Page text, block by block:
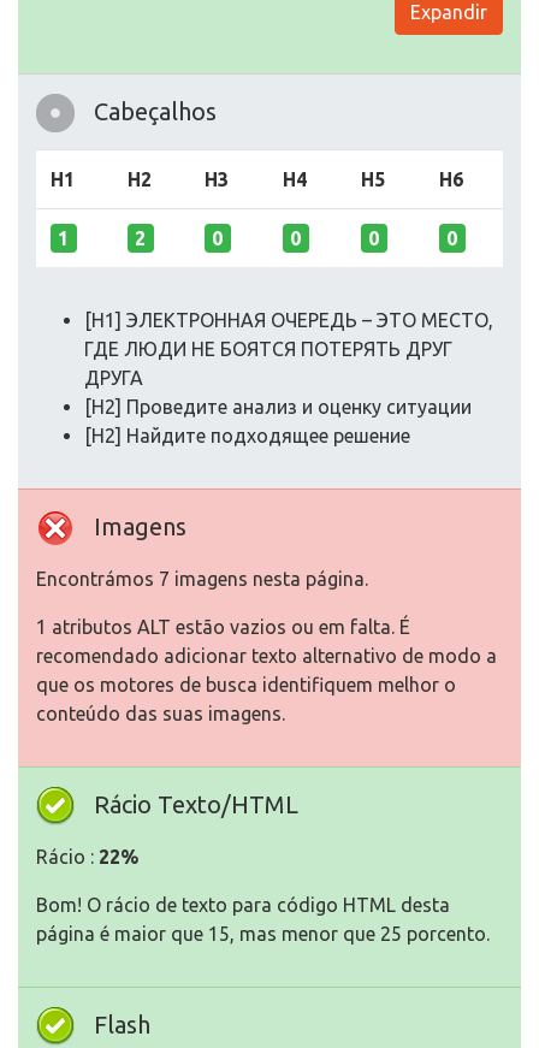
Expandir
Cabeçalhos
H1 H2 H3 H4 H5 H6
1 2 0 0 0 0
[H1] ЭЛЕКТРОННАЯ ОЧЕРЕДЬ – ЭТО МЕСТО,
ГДЕ ЛЮДИ НЕ БОЯТСЯ ПОТЕРЯТЬ ДРУГ
ДРУГА
[H2] Проведите анализ и оценку ситуации
[H2] Найдите подходящее решение
Imagens
Encontrámos 7 imagens nesta página.
1 atributos ALT estão vazios ou em falta. É
recomendado adicionar texto alternativo de modo a
que os motores de busca identifiquem melhor o
conteúdo das suas imagens.
Rácio Texto/HTML
Rácio : 22%
Bom! O rácio de texto para código HTML desta
página é maior que 15, mas menor que 25 porcento.
Flash